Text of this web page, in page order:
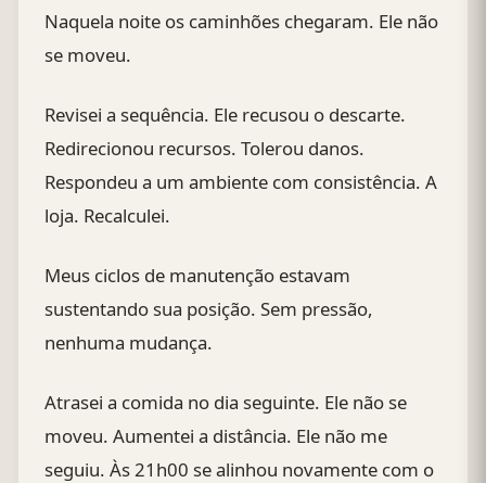
Naquela noite os caminhões chegaram. Ele não
se moveu.
Revisei a sequência. Ele recusou o descarte.
Redirecionou recursos. Tolerou danos.
Respondeu a um ambiente com consistência. A
loja. Recalculei.
Meus ciclos de manutenção estavam
sustentando sua posição. Sem pressão,
nenhuma mudança.
Atrasei a comida no dia seguinte. Ele não se
moveu. Aumentei a distância. Ele não me
seguiu. Às 21h00 se alinhou novamente com o